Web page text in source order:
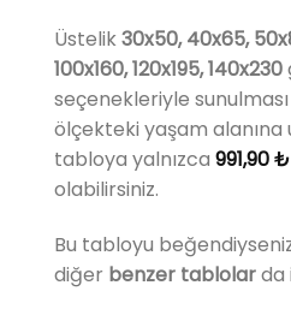
Üstelik30x50, 40x65,
100x160, 120x195, 140x230
seçenekleriyle
ölçekteki yaşam alanına
tabloya yalnızca 991,90₺
olabilirsiniz.
Bu tabloyu
diğer benzer tablolarda